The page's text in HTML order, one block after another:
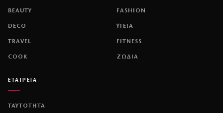
BEAUTY FASHION
DECO ΥΓΕΙΑ
TRAVEL FITNESS
COOK ΖΩΔΙΑ
ΕΤΑΙΡΕΙΑ
ΤΑΥΤΟΤΗΤΑ